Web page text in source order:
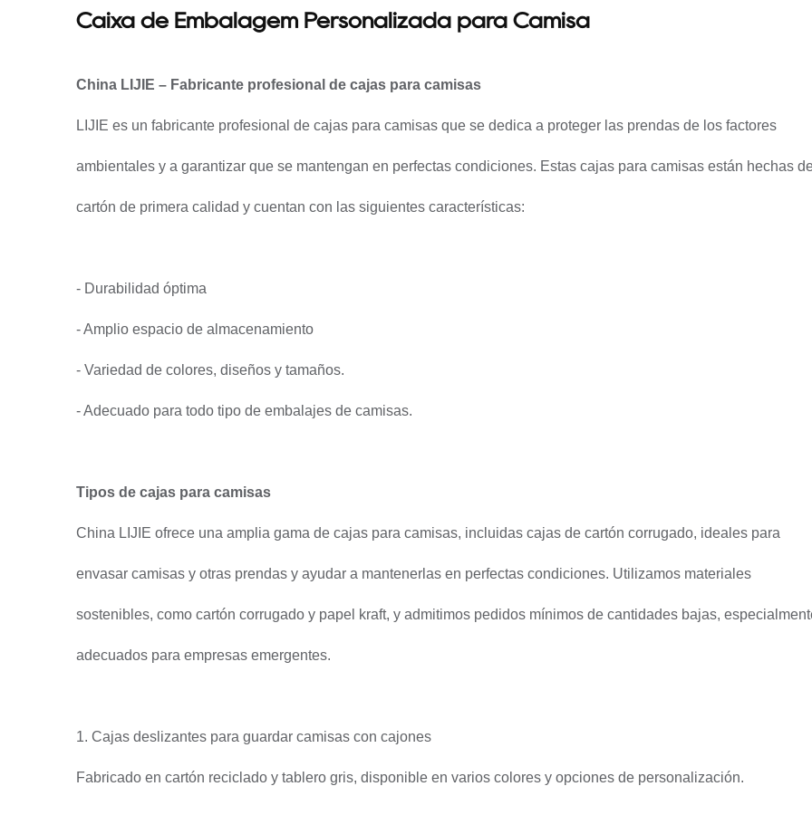
Caixa de Embalagem Personalizada para Camisa
China LIJIE – Fabricante profesional de cajas para camisas
LIJIE es un fabricante profesional de cajas para camisas que se dedica a proteger las prendas de los factores
ambientales y a garantizar que se mantengan en perfectas condiciones. Estas cajas para camisas están hechas
cartón de primera calidad y cuentan con las siguientes características:
- Durabilidad óptima
- Amplio espacio de almacenamiento
- Variedad de colores, diseños y tamaños.
- Adecuado para todo tipo de embalajes de camisas.
Tipos de cajas para camisas
China LIJIE ofrece una amplia gama de cajas para camisas, incluidas cajas de cartón corrugado, ideales para
envasar camisas y otras prendas y ayudar a mantenerlas en perfectas condiciones. Utilizamos materiales
sostenibles, como cartón corrugado y papel kraft, y admitimos pedidos mínimos de cantidades bajas,
adecuados para empresas emergentes.
1. Cajas deslizantes para guardar camisas con cajones
Fabricado en cartón reciclado y tablero gris, disponible en varios colores y opciones de personalización.